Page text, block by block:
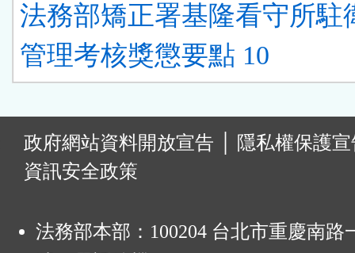
法務部矯正署基隆看守所駐
管理考核獎懲要點 10
政府網站資料開放宣告
隱私權保護
資訊安全政策
法務部本部：100204 台北市重慶南路